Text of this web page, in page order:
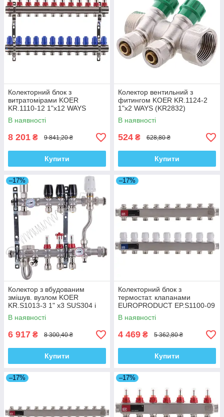
Колекторний блок з
витратомірами KOER
KR.1110-12 1"x12 WAYS
(KR2649)
В наявності
8 201 ₴ 9 841,20 ₴
Купити
Колектор вентильний з
фитингом KOER KR.1124-2
1"x2 WAYS (KR2832)
В наявності
524 ₴ 628,80 ₴
Купити
–17%
Колектор з вбудованим
змішув. вузлом KOER
KR.S1013-3 1" х3 SUS304 і
євроконус 3/4-16 (KR2946)
В наявності
6 917 ₴ 8 300,40 ₴
Купити
–17%
Колекторний блок з
термостат. клапанами
EUROPRODUCT EP.S1100-09
1"x9 (EP4996)
В наявності
4 469 ₴ 5 362,80 ₴
Купити
–17% –17%